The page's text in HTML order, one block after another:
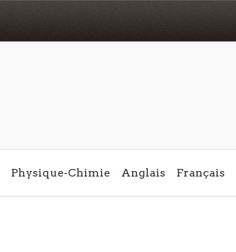
Physique-Chimie Anglais Français